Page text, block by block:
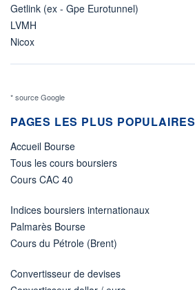
Getlink (ex - Gpe Eurotunnel)
LVMH
Nicox
* source Google
PAGES LES PLUS POPULAIRES
Accueil Bourse
Tous les cours boursiers
Cours CAC 40
Indices boursiers internationaux
Palmarès Bourse
Cours du Pétrole (Brent)
Convertisseur de devises